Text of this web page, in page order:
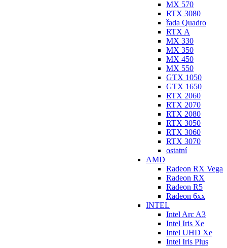
MX 570
RTX 3080
řada Quadro
RTX A
MX 330
MX 350
MX 450
MX 550
GTX 1050
GTX 1650
RTX 2060
RTX 2070
RTX 2080
RTX 3050
RTX 3060
RTX 3070
ostatní
AMD
Radeon RX Vega
Radeon RX
Radeon R5
Radeon 6xx
INTEL
Intel Arc A3
Intel Iris Xe
Intel UHD Xe
Intel Iris Plus